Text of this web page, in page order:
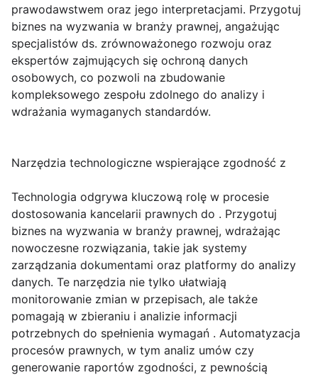
prawodawstwem oraz jego interpretacjami. Przygotuj
biznes na wyzwania w branży prawnej, angażując
specjalistów ds. zrównoważonego rozwoju oraz
ekspertów zajmujących się ochroną danych
osobowych, co pozwoli na zbudowanie
kompleksowego zespołu zdolnego do analizy i
wdrażania wymaganych standardów.
Narzędzia technologiczne wspierające zgodność z
Technologia odgrywa kluczową rolę w procesie
dostosowania kancelarii prawnych do . Przygotuj
biznes na wyzwania w branży prawnej, wdrażając
nowoczesne rozwiązania, takie jak systemy
zarządzania dokumentami oraz platformy do analizy
danych. Te narzędzia nie tylko ułatwiają
monitorowanie zmian w przepisach, ale także
pomagają w zbieraniu i analizie informacji
potrzebnych do spełnienia wymagań . Automatyzacja
procesów prawnych, w tym analiz umów czy
generowanie raportów zgodności, z pewnością